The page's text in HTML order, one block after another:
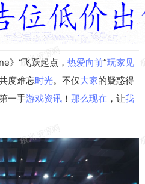
》“飞跃起点， 热爱向前”玩家 见
度难忘时光。不仅大家的疑惑得
一手游戏资讯 ！ 那么现在 ，让我